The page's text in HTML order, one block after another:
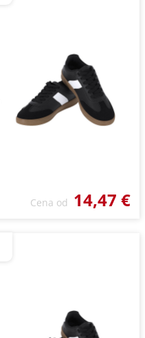
Cena od 14,47 €